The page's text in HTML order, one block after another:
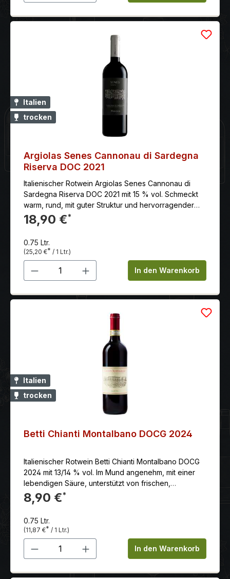
Italien
trocken
Argiolas Senes Cannonau di Sardegna
Riserva DOC 2021
Italienischer Rotwein Argiolas Senes Cannonau di
Sardegna Riserva DOC 2021 mit 15 % vol. Schmeckt
warm, rund, mit guter Struktur und hervorragender
Balance
18,90 €*
0.75 Ltr.
(25,20 €* / 1 Ltr.)
Produkt Anzahl: Gib denIn den Warenkorb
Italien
trocken
Betti Chianti Montalbano DOCG 2024
Italienischer Rotwein Betti Chianti Montalbano DOCG
2024 mit 13/14 % vol. Im Mund angenehm, mit einer
lebendigen Säure, unterstützt von frischen,
ausgewogenen und vollmundigen Tanninen.
8,90 €*
0.75 Ltr.
(11,87 €* / 1 Ltr.)
Produkt Anzahl: Gib denIn den Warenkorb